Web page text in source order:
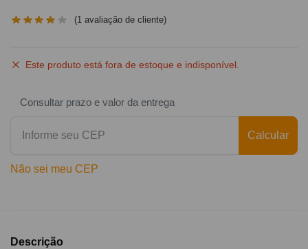
(1 avaliação de cliente)
Este produto está fora de estoque e indisponível.
Consultar prazo e valor da entrega
Calcular
Não sei meu CEP
Descrição